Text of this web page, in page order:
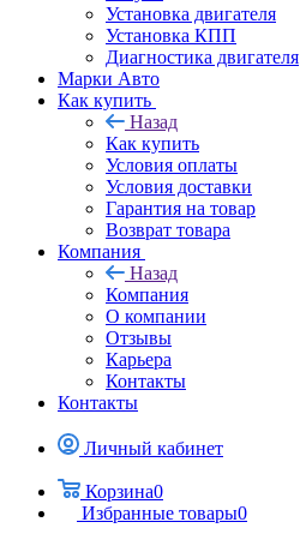
Установка двигателя
Установка КПП
Диагностика двигателя
Марки Авто
Как купить
Назад
Как купить
Условия оплаты
Условия доставки
Гарантия на товар
Возврат товара
Компания
Назад
Компания
О компании
Отзывы
Карьера
Контакты
Контакты
Личный кабинет
Корзина0
Избранные товары0